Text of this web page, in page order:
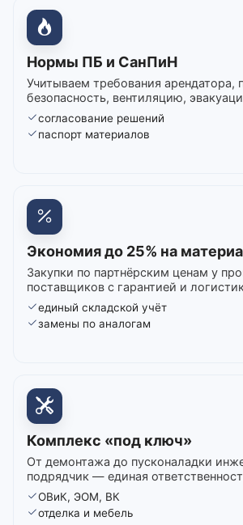
Нормы ПБ и СанПиН
Учитываем требования арендатора,
безопасность, вентиляцию,
согласование решений
паспорт материалов
Экономия до 25% на
Закупки по партнёрским ценам у
поставщиков с гарантией и
единый складской учёт
замены по аналогам
Комплекс «под ключ»
От демонтажа до пусконаладки
подрядчик — единая
ОВиК, ЭОМ, ВК
отделка и мебель